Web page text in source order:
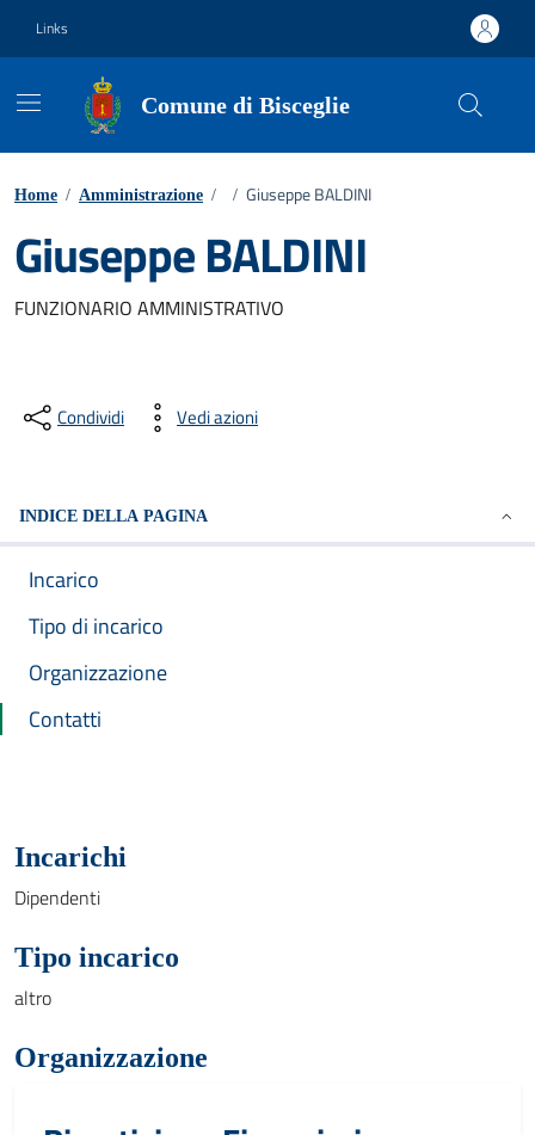
Links
Comune di Bisceglie
Home / Amministrazione / / Giuseppe BALDINI
Giuseppe BALDINI
FUNZIONARIO AMMINISTRATIVO
Condividi Vedi azioni
INDICE DELLA PAGINA
Incarico
Tipo di incarico
Organizzazione
Contatti
Incarichi
Dipendenti
Tipo incarico
altro
Organizzazione